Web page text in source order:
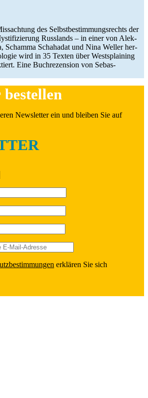
des Selbst­be­stim­mungs­rechts der
Russ­lands – in einer von Alek­
Schamma Schaha­dat und Nina Weller her­
wird in 35 Texten über West­s­plai­ning
Eine Buch­re­zen­sion von Sebas­
News­let­ter ein und bleiben Sie auf
erklä­ren Sie sich